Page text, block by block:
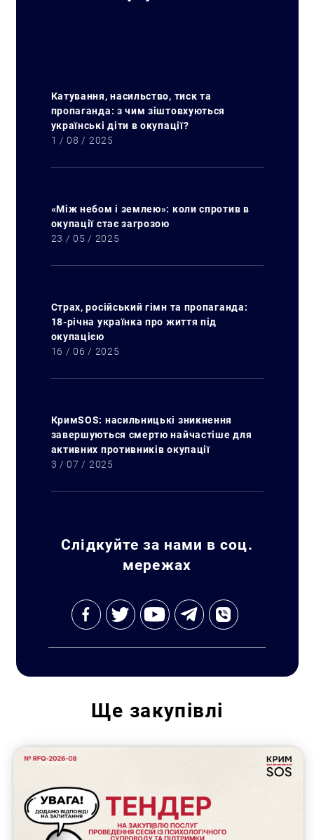
Катування, насильство, тиск та
пропаганда: з чим зіштовхуються
українські діти в окупації?
1 / 08 / 2025
«Між небом і землею»: коли спротив в
окупації стає загрозою
23 / 05 / 2025
Страх, російський гімн та пропаганда:
18-річна українка про життя під
окупацією
16 / 06 / 2025
КримSOS: насильницькі зникнення
завершуються смертю найчастіше для
активних противників окупації
3 / 07 / 2025
Слідкуйте за нами в соц.
мережах
Ще закупівлі
Закупівлі